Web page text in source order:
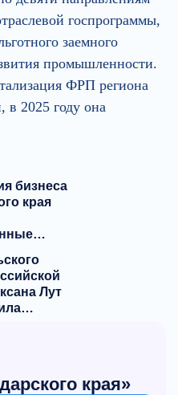
госпрограммы,
заемного
промышленности.
ФРП региона
в 2025 году она
бизнеса
края
Лут
края»